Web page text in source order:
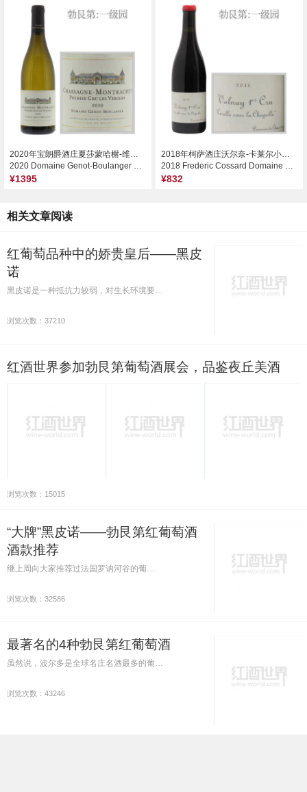
2020年宝朗爵酒庄夏莎蒙哈榭-维杰园干白葡萄酒
2020 Domaine Genot-Boulanger Les Vergers, Chassagne-Montrachet Premier Cru, France
¥1395
2018年柯萨酒庄沃尔奈-卡莱尔小教堂园干红葡萄酒
2018 Frederic Cossard Domaine de Chassorney Carelle Sous la Chapelle, Volnay Premier Cru, France
¥832
相关文章阅读
红葡萄品种中的娇贵皇后——黑皮
诺
黑皮诺是一种抵抗力较弱，对生长环境要…
浏览次数：37210
红酒世界参加勃艮第葡萄酒展会，品鉴夜丘美酒
浏览次数：15015
“大牌”黑皮诺——勃艮第红葡萄酒
酒款推荐
继上周向大家推荐过法国罗讷河谷的葡…
浏览次数：32586
最著名的4种勃艮第红葡萄酒
虽然说，波尔多是全球名庄名酒最多的葡…
浏览次数：43246